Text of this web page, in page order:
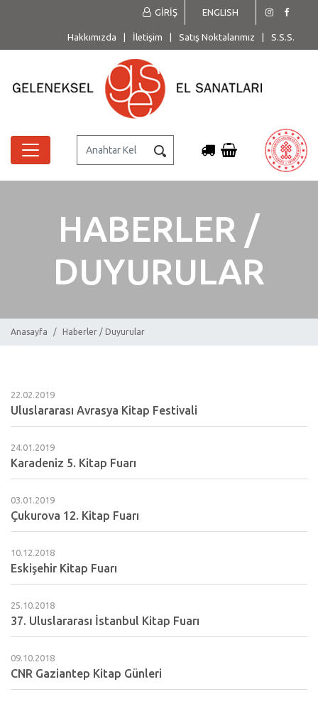
ENGLISH
GİRİŞ
Hakkımızda İletişim Satış Noktalarımız S.S.S.
HABERLER /
DUYURULAR
Anasayfa Haberler / Duyurular
22.02.2019
Uluslararası Avrasya Kitap Festivali
24.01.2019
Karadeniz 5. Kitap Fuarı
03.01.2019
Çukurova 12. Kitap Fuarı
10.12.2018
Eskişehir Kitap Fuarı
25.10.2018
37. Uluslararası İstanbul Kitap Fuarı
09.10.2018
CNR Gaziantep Kitap Günleri